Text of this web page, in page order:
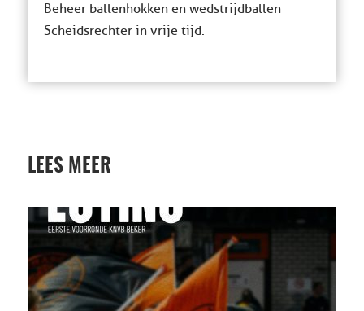
Beheer ballenhokken en wedstrijdballen
Scheidsrechter in vrije tijd.
LEES MEER